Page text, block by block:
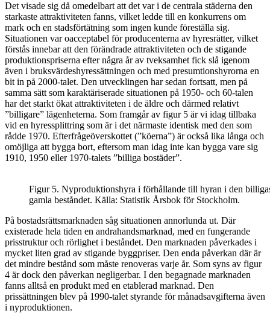
Det visade sig då omedelbart att det var i de centrala städerna den
starkaste attraktiviteten fanns, vilket ledde till en konkurrens om
mark och en stadsförtätning som ingen kunde föreställa sig.
Situationen var oacceptabel för producenterna av hyresrätter, vilket
förstås innebar att den förändrade attraktiviteten och de stigande
produktionspriserna efter några år av tveksamhet fick slå igenom
även i bruksvärdeshyressättningen och med presumtionshyrorna en
bit in på 2000-talet. Den utvecklingen har sedan fortsatt, men på
samma sätt som karaktäriserade situationen på 1950- och 60-talen
har det starkt ökat attraktiviteten i de äldre och därmed relativt
”billigare” lägenheterna. Som framgår av figur 5 är vi idag tillbaka
vid en hyressplittring som är i det närmaste identisk med den som
rådde 1970. Efterfrågeöverskottet (”köerna”) är också lika långa och
omöjliga att bygga bort, eftersom man idag inte kan bygga vare sig
1910, 1950 eller 1970-talets ”billiga bostäder”.
Figur 5. Nyproduktionshyra i förhållande till hyran i den
gamla beståndet. Källa: Statistik Årsbok för Stockholm.
På bostadsrättsmarknaden såg situationen annorlunda ut. Där
existerade hela tiden en andrahandsmarknad, med en fungerande
prisstruktur och rörlighet i beståndet. Den marknaden påverkades i
mycket liten grad av stigande byggpriser. Den enda påverkan där är
det mindre bestånd som måste renoveras varje år. Som syns av figur
4 är dock den påverkan negligerbar. I den begagnade marknaden
fanns alltså en produkt med en etablerad marknad. Den
prissättningen blev på 1990-talet styrande för månadsavgifterna även
i nyproduktionen.